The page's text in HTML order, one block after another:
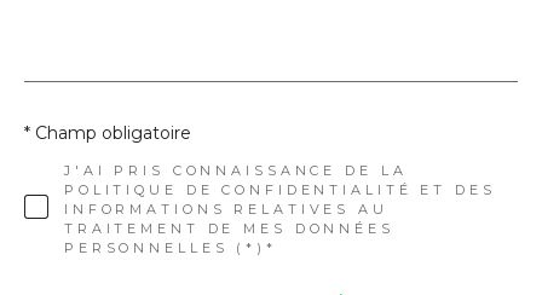
J'AI PRIS CONNAISSANCE DE LA
POLITIQUE DE CONFIDENTIALITÉ ET DES
INFORMATIONS RELATIVES AU
TRAITEMENT DE MES DONNÉES
PERSONNELLES (*)*
* Champ obligatoire